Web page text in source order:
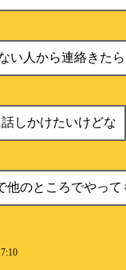
い人から連絡きた
しかけたいけどな
他のところでやって